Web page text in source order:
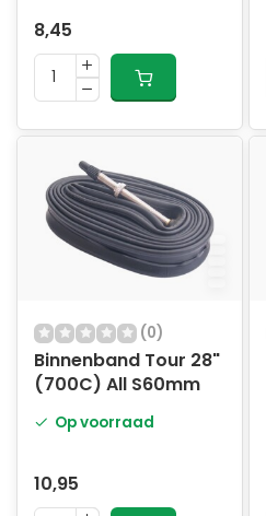
8,45
(0)
Binnenband Tour 28"
(700C) All S60mm
Op voorraad
10,95